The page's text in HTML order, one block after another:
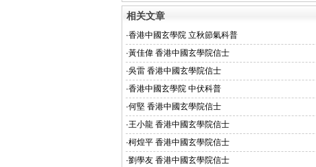
相关文章
·香港中國玄學院 立秋節氣科普
·黃佳偉 香港中國玄學院信士
·吳雷 香港中國玄學院信士
·香港中國玄學院 中伏科普
·何堅 香港中國玄學院信士
·王小龍 香港中國玄學院信士
·柯煌平 香港中國玄學院信士
·劉學友 香港中國玄學院信士